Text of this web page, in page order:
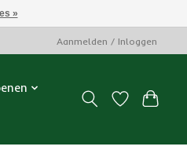
Aanmelden / Inloggen
»